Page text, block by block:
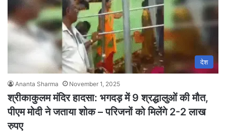
देश
Ananta Sharma November 1, 2025
श्रीकाकुलम मंदिर हादसा: भगदड़ में 9 श्रद्धालुओं की मौत,
पीएम मोदी ने जताया शोक – परिजनों को मिलेंगे 2-2 लाख
रुपए